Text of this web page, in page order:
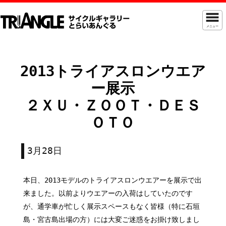
メニュー
2013トライアスロンウエア
ー展示
２ＸＵ・ＺＯＯＴ・ＤＥＳ
ＯＴＯ
3月28日
本日、2013モデルのトライアスロンウエアーを展示で出
来ました。以前よりウエアーの入荷はしていたのです
が、通学車が忙しく展示スペースもなく皆様（特に石垣
島・宮古島出場の方）には大変ご迷惑をお掛け致しまし